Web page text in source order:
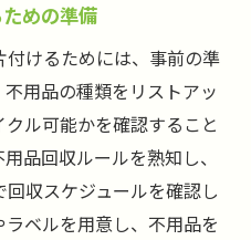
めの準備
けるためには、事前の準
用品の種類をリストアッ
ル可能かを確認すること
品回収ルールを熟知し、
収スケジュールを確認し
ベルを用意し、不用品を